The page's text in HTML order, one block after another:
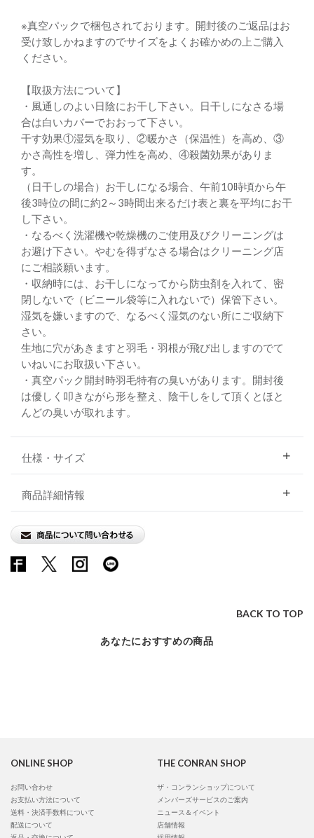
※真空パックで梱包されております。開封後のご返品はお
受け致しかねますのでサイズをよくお確かめの上ご購入
ください。
【取扱方法について】
・風通しのよい日陰にお干し下さい。日干しになさる場
合は白いカバーでおおって下さい。
干す効果①湿気を取り、②暖かさ（保温性）を高め、③
かさ高性を増し、弾力性を高め、④殺菌効果がありま
す。
（日干しの場合）お干しになる場合、午前10時頃から午
後3時位の間に約2～3時間出来るだけ表と裏を平均にお干
し下さい。
・なるべく洗濯機や乾燥機のご使用及びクリーニングは
お避け下さい。やむを得ずなさる場合はクリーニング店
にご相談願います。
・収納時には、お干しになってから防虫剤を入れて、密
閉しないで（ビニール袋等に入れないで）保管下さい。
湿気を嫌いますので、なるべく湿気のない所にご収納下
さい。
生地に穴があきますと羽毛・羽根が飛び出しますのでて
いねいにお取扱い下さい。
・真空パック開封時羽毛特有の臭いがあります。開封後
は優しく叩きながら形を整え、陰干しをして頂くとほと
んどの臭いが取れます。
仕様・サイズ
商品詳細情報
BACK TO TOP
あなたにおすすめの商品
ONLINE SHOP
お問い合わせ
お支払い方法について
送料・決済手数料について
配送について
THE CONRAN SHOP
ザ・コンランショップについて
メンバーズサービスのご案内
ニュース＆イベント
店舗情報